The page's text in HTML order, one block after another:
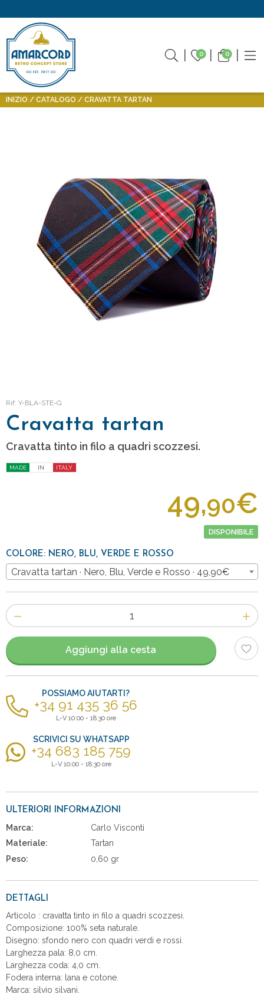
0 0
INIZIO CATALOGO CRAVATTA TARTAN
Rif: Y-BLA-STE-G
Cravatta tartan
Cravatta tinto in filo a quadri scozzesi.
MADE IN ITALY
49,90€
DISPONIBILE
COLORE: NERO, BLU, VERDE E ROSSO
Cravatta tartan · Nero, Blu, Verde e Rosso · 49,90€
Numero
di
articoli
Aggiungi alla cesta
POSSIAMO AIUTARTI?
+34 91 435 36 56
L-V 10:00 - 18:30 ore
SCRIVICI SU WHATSAPP
+34 683 185 759
L-V 10:00 - 18:30 ore
ULTERIORI INFORMAZIONI
Marca:
Carlo Visconti
Materiale:
Tartan
Peso:
0,60 gr
DETTAGLI
Articolo : cravatta tinto in filo a quadri scozzesi.
Composizione: 100% seta naturale.
Disegno: sfondo nero con quadri verdi e rossi.
Larghezza pala: 8,0 cm.
Larghezza coda: 4,0 cm.
Fodera interna: lana e cotone.
Marca: silvio silvani.